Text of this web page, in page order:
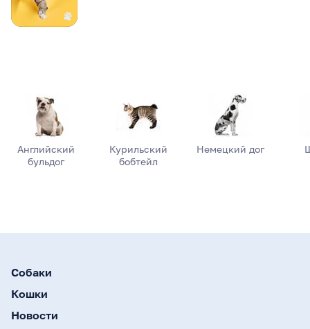
Английский
бульдог
Курильский
бобтейл
Немецкий дог
Собаки
Кошки
Новости